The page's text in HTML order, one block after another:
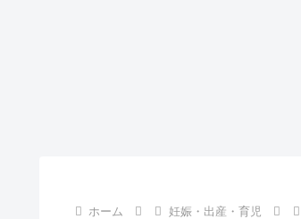
ホーム 妊娠・出産・育児